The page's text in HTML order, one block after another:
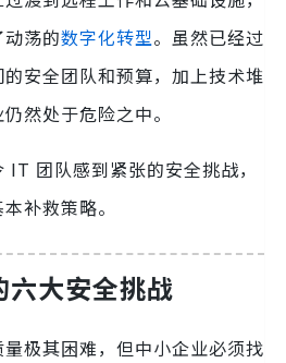
荡的数字化转型。虽然已经过
安全团队和预算，加上技术堆
然处于危险之中。
团队感到紧张的安全挑战，
补救策略。
六大安全挑战
极其困难，但中小企业必须找